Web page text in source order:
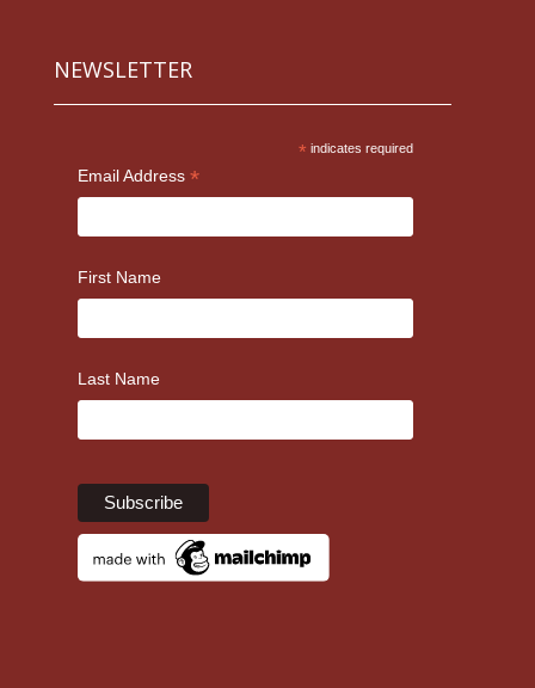
NEWSLETTER
* indicates required
Email Address *
First Name
Last Name